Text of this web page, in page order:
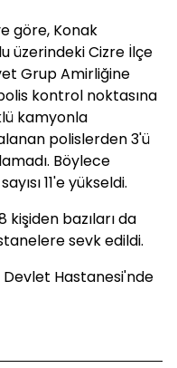
göre, Konak
üzerindeki Cizre İlçe
Grup Amirliğine
kontrol noktasına
kamyonla
polislerden 3'ü
Böylece
11'e yükseldi.
kişiden bazıları da
sevk edildi.
Devlet Hastanesi'nde